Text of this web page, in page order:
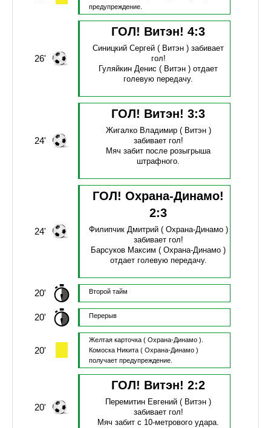
предупреждение.
26'
ГОЛ! Витэн!4:3
Синицкий Сергей ( Витэн )забивает
гол!
Гуляйкин Денис ( Витэн )отдает
голевую передачу.
24'
ГОЛ! Витэн!3:3
Жигалко Владимир( Витэн )
забивает гол!
Мяч забит после розыгрыша
штрафного.
24'
ГОЛ! Охрана-Динамо!
2:3
Филипчик Дмитрий( Охрана-Динамо )
забивает гол!
Барсуков Максим ( Охрана-Динамо )
отдает голевую передачу.
20' Второй тайм
20' Перерыв
20'
Желтая карточка ( Охрана-Динамо ).
Комоска Никита( Охрана-Динамо )
получает предупреждение.
20'
ГОЛ! Витэн!2:2
Перемитин Евгений ( Витэн )
забивает гол!
Мяч забит с 10-метрового удара.